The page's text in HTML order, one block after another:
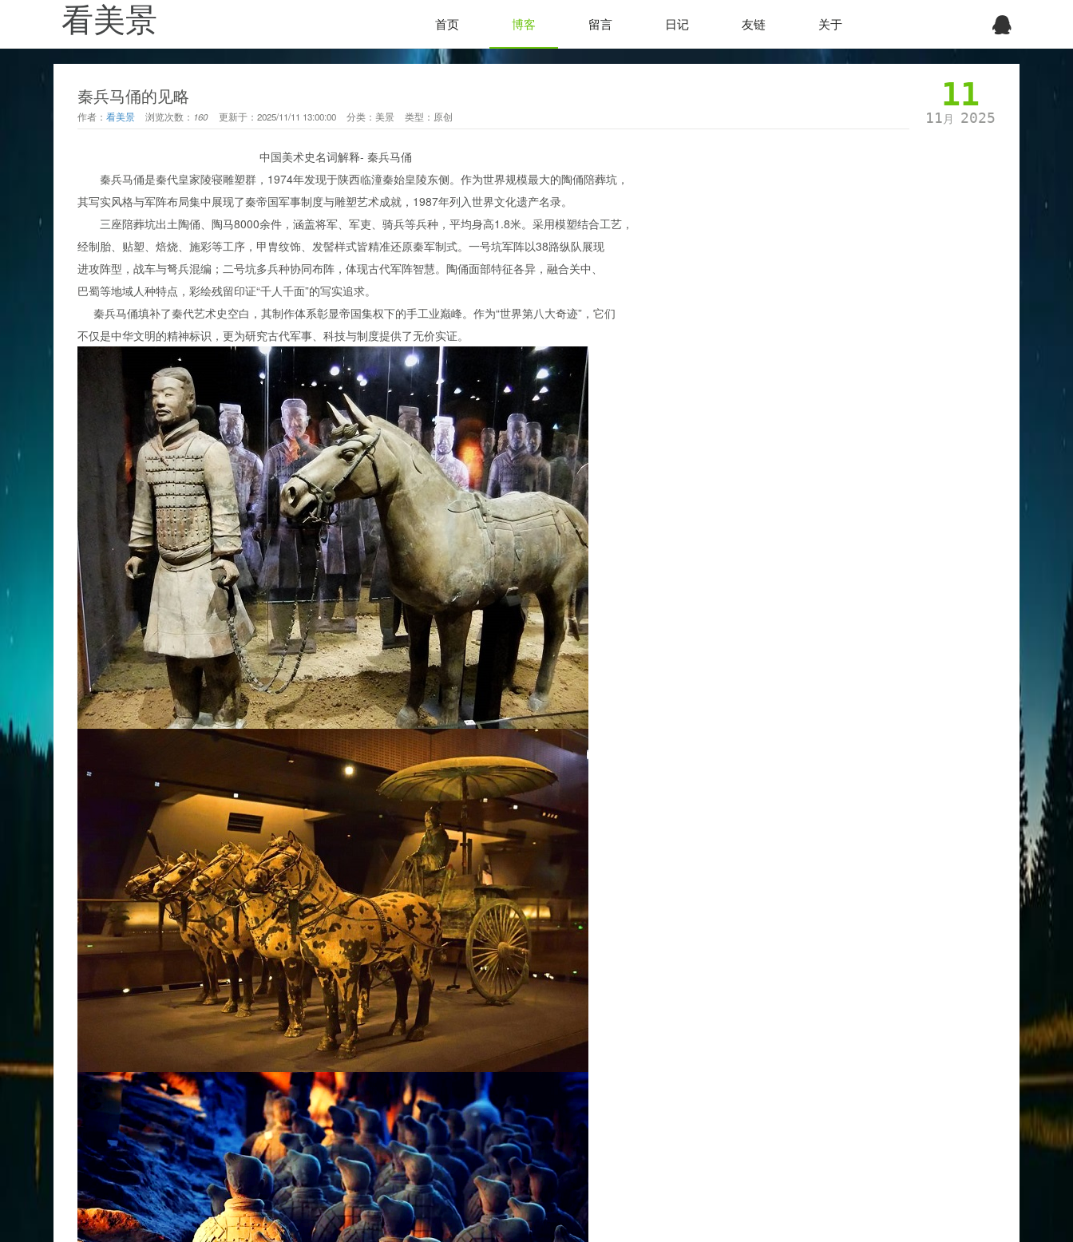
看美景 首页 博客 留言 日记 友链 关于
秦兵马俑的见略
作者：看美景 浏览次数： 160 更新于：2025/11/11 13:00:00 分类：美景 类型： 原创
11
11 月 2025
中国美术史名词解释- 秦兵马俑
秦兵马俑是秦代皇家陵寝雕塑群，1974年发现于陕西临潼秦始皇陵东侧。作为世界规模最大的陶俑陪葬坑，
其写实风格与军阵布局集中展现了秦帝国军事制度与雕塑艺术成就，1987年列入世界文化遗产名录。
三座陪葬坑出土陶俑、陶马8000余件，涵盖将军、军吏、骑兵等兵种，平均身高1.8米。采用模塑结合工艺，
经制胎、贴塑、焙烧、施彩等工序，甲胄纹饰、发髻样式皆精准还原秦军制式。一号坑军阵以38路纵队展现
进攻阵型，战车与弩兵混编；二号坑多兵种协同布阵，体现古代军阵智慧。陶俑面部特征各异，融合关中、
巴蜀等地域人种特点，彩绘残留印证“千人千面”的写实追求。
秦兵马俑填补了秦代艺术史空白，其制作体系彰显帝国集权下的手工业巅峰。作为“世界第八大奇迹”，它们
不仅是中华文明的精神标识，更为研究古代军事、科技与制度提供了无价实证。